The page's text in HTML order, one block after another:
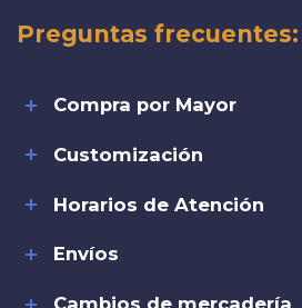
Preguntas frecuentes:
Compra por Mayor
Customización
Horarios de Atención
Envíos